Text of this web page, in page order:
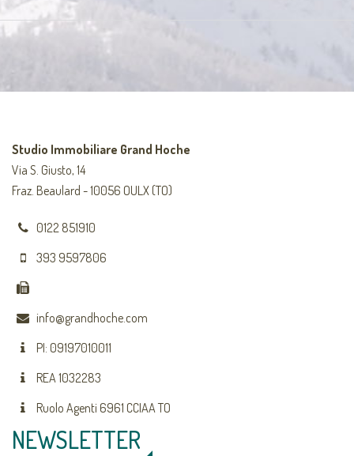
Studio Immobiliare Grand Hoche
Via S. Giusto, 14
Fraz. Beaulard - 10056 OULX (TO)
0122 851910
393 9597806
info@grandhoche.com
PI: 09197010011
REA 1032283
Ruolo Agenti 6961 CCIAA TO
NEWSLETTER